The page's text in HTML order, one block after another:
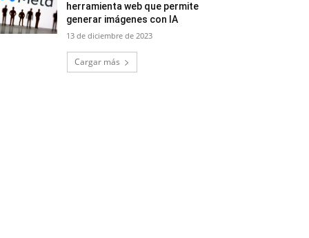
herramienta web que permite
generar imágenes con IA
13 de diciembre de 2023
Cargar más